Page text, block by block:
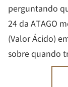
perguntando
24 da ATAGO
(Valor Ácido)
sobre quando